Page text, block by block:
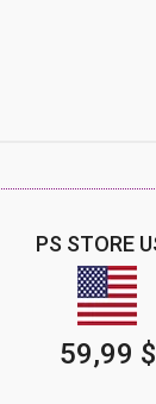
PS STORE
59,99 $